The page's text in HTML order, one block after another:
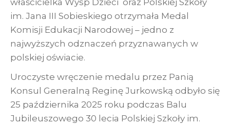
właścicielka Wysp Dzieci oraz Polskiej Szkoły
im. Jana III Sobieskiego otrzymała Medal
Komisji Edukacji Narodowej – jedno z
najwyższych odznaczeń przyznawanych w
polskiej oświacie.
Uroczyste wręczenie medalu przez Panią
Konsul Generalną Reginę Jurkowską odbyło się
25 października 2025 roku podczas Balu
Jubileuszowego 30 lecia Polskiej Szkoły im.